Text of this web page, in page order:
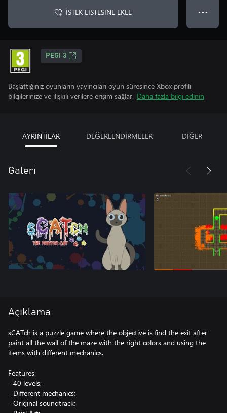
İSTEK LISTESINE EKLE ● ● ●
PEGI 3
Başlattığınız oyunların yayıncıları oyun süresince Xbox profili
bilgilerinize ve ilişkili verilere erişim sağlar. Daha fazla bilgi edinin
AYRINTILAR DEĞERLENDİRMELER DİĞER
Galeri
Açıklama
sCATch is a puzzle game where the objective is find the exit after
paint all the wall of the maze with the right colors and using the
items with different mechanics.
Features:
- 40 levels;
- Different mechanics;
- Original soundtrack;